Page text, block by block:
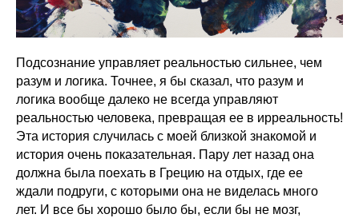
Подсознание управляет реальностью сильнее, чем
разум и логика. Точнее, я бы сказал, что разум и
логика вообще далеко не всегда управляют
реальностью человека, превращая ее в ирреальность!
Эта история случилась с моей близкой знакомой и
история очень показательная. Пару лет назад она
должна была поехать в Грецию на отдых, где ее
ждали подруги, с которыми она не виделась много
лет. И все бы хорошо было бы, если бы не мозг,